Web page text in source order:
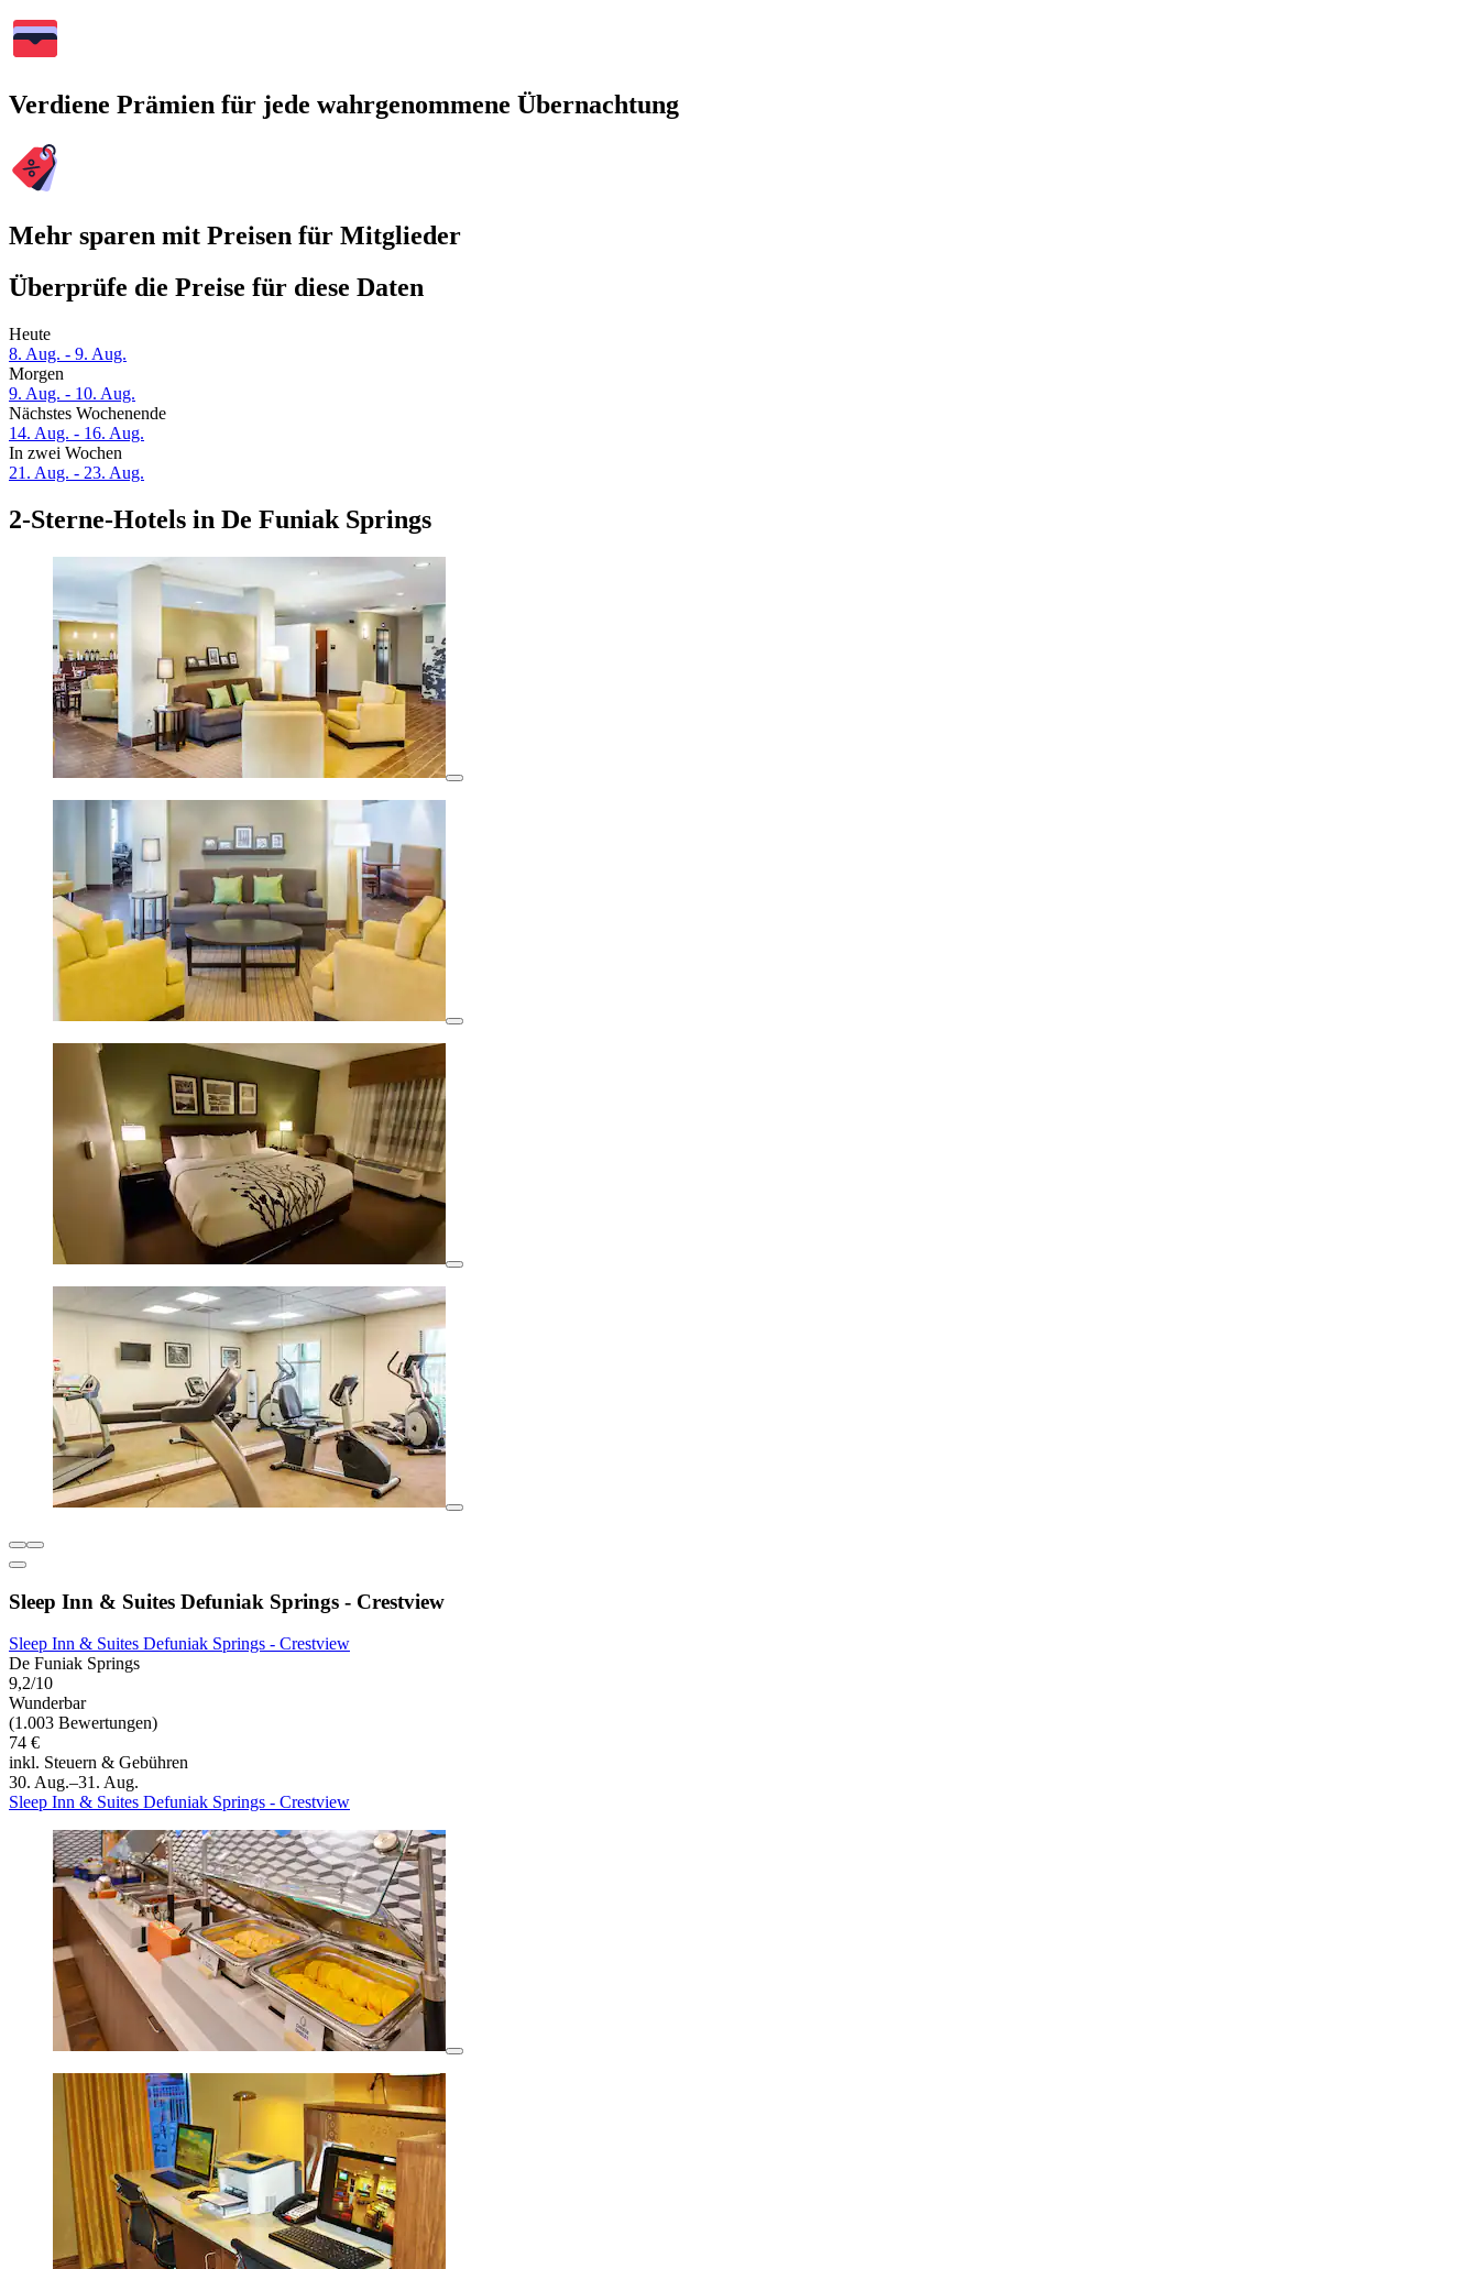
Verdiene Prämien für jede wahrgenommene Übernachtung
Mehr sparen mit Preisen für Mitglieder
Überprüfe die Preise für diese Daten
Heute
8. Aug. - 9. Aug.
Morgen
9. Aug. - 10. Aug.
Nächstes Wochenende
14. Aug. - 16. Aug.
In zwei Wochen
21. Aug. - 23. Aug.
2-Sterne-Hotels in De Funiak Springs
Sleep Inn & Suites Defuniak Springs - Crestview
Sleep Inn & Suites Defuniak Springs - Crestview
De Funiak Springs
9,2/10
Wunderbar
(1.003 Bewertungen)
74 €
inkl. Steuern & Gebühren
30. Aug.–31. Aug.
Sleep Inn & Suites Defuniak Springs - Crestview